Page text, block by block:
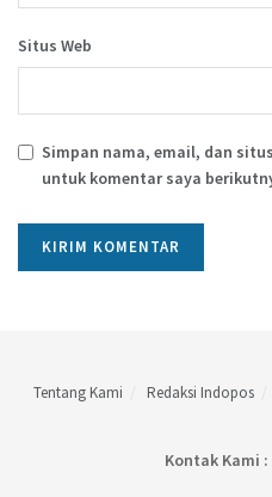
Situs Web
Simpan nama, email, dan
untuk komentar saya
Tentang Kami Redaksi Indopos
Kontak Kami :